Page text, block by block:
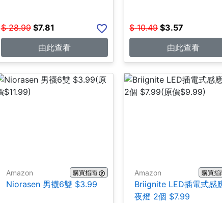
$ 28.99 $7.81
由此查看
$ 10.49 $3.57
由此查看
Amazon 購買指南
Niorasen 男襪6雙 $3.99
Amazon 購買指
Briignite LED插電式感
夜燈 2個 $7.99